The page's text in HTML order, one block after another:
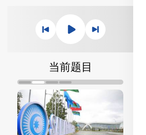
当前题目